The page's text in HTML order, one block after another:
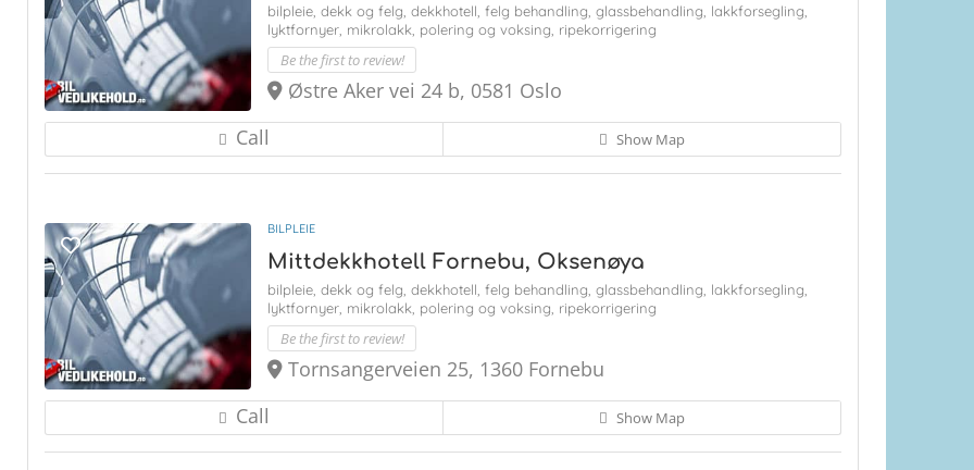
bilpleie, dekk og felg, dekkhotell, felg behandling, glassbehandling, lakkforsegling,
lyktfornyer, mikrolakk, polering og voksing, ripekorrigering
Be the first to review!
Østre Aker vei 24 b, 0581 Oslo
Call
Show Map
BILPLEIE
Mittdekkhotell Fornebu, Oksenøya
bilpleie, dekk og felg, dekkhotell, felg behandling, glassbehandling, lakkforsegling,
lyktfornyer, mikrolakk, polering og voksing, ripekorrigering
Be the first to review!
Tornsangerveien 25, 1360 Fornebu
Call
Show Map